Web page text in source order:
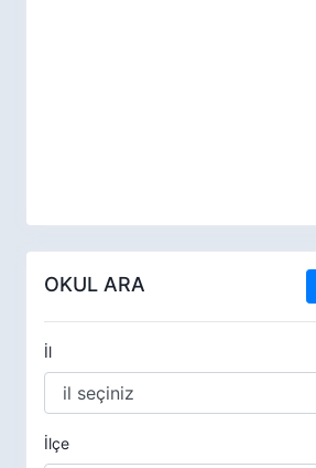
OKUL ARA
İl
İlçe